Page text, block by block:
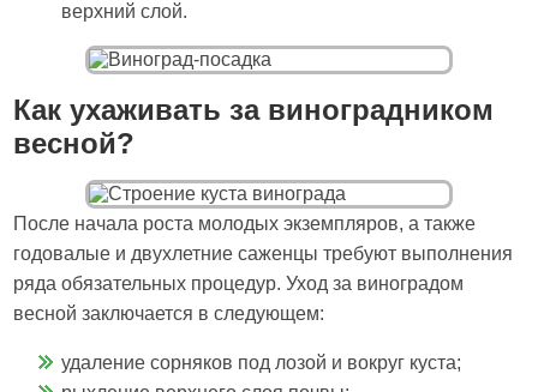
верхний слой.
Как ухаживать за виноградником
весной?
После начала роста молодых экземпляров, а также
годовалые и двухлетние саженцы требуют выполнения
ряда обязательных процедур. Уход за виноградом
весной заключается в следующем:
удаление сорняков под лозой и вокруг куста;